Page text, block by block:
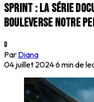
Sprint : la série
bouleverse notre
D
Par Diana
04 juillet 20246 min de